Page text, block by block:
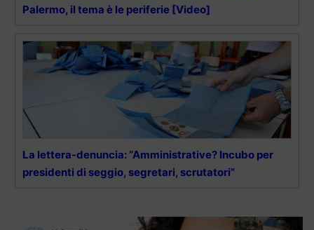
Palermo, il tema è le periferie [Video]
La lettera-denuncia: “Amministrative? Incubo per
presidenti di seggio, segretari, scrutatori”